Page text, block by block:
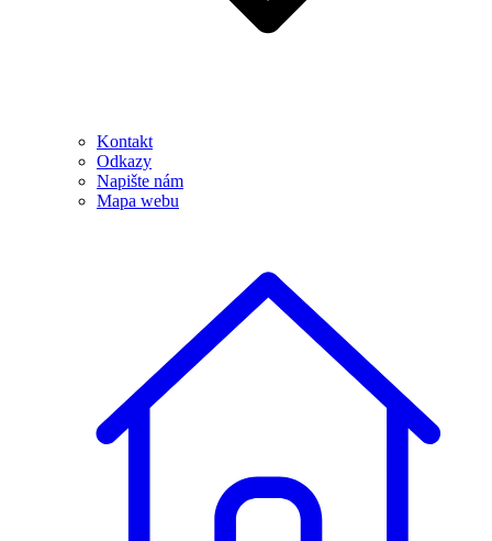
Kontakt
Odkazy
Napište nám
Mapa webu